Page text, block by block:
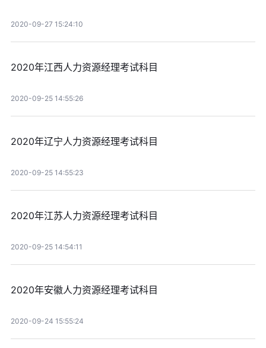
2020-09-27 15:24:10
2020年江西人力资源经理考试科目
2020-09-25 14:55:26
2020年辽宁人力资源经理考试科目
2020-09-25 14:55:23
2020年江苏人力资源经理考试科目
2020-09-25 14:54:11
2020年安徽人力资源经理考试科目
2020-09-24 15:55:24